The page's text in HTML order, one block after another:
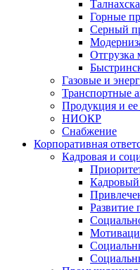
Горные
Серный
Отгрузка
Газовые и
Транспортные
Продукция и ее
НИОКР
Снабжение
Корпоративная
Кадровая и
Кадровый
Развитие